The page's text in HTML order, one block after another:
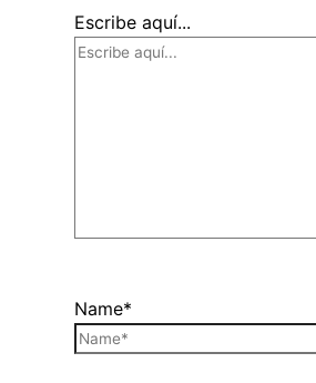
Escribe aquí...
Name*